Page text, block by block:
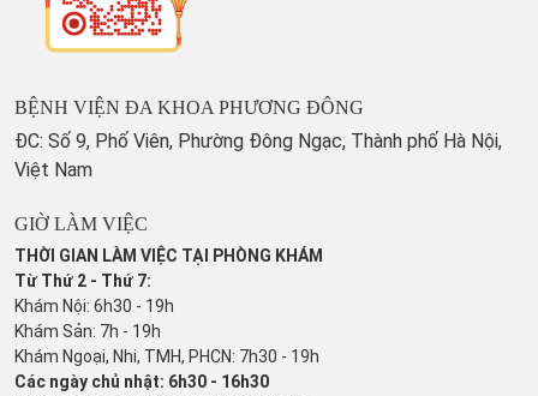
BỆNH VIỆN ĐA KHOA PHƯƠNG ĐÔNG
ĐC: Số 9, Phố Viên, Phường Đông Ngạc, Thành phố Hà Nội,
Việt Nam
GIỜ LÀM VIỆC
THỜI GIAN LÀM VIỆC TẠI PHÒNG KHÁM
Từ Thứ 2 - Thứ 7:
Khám Nội: 6h30 - 19h
Khám Sản: 7h - 19h
Khám Ngoại, Nhi, TMH, PHCN: 7h30 - 19h
Các ngày chủ nhật: 6h30 - 16h30